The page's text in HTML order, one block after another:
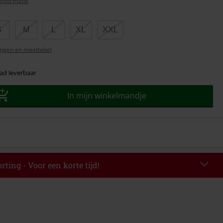
M XL XXL
en maattabel
leverbaar
In mijn winkelmandje
- Voor een korte tijd!